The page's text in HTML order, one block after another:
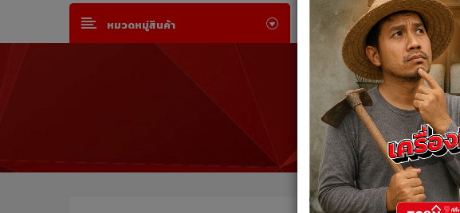
หมวดหมู่สินค้า หน้าหลัก สินค้า